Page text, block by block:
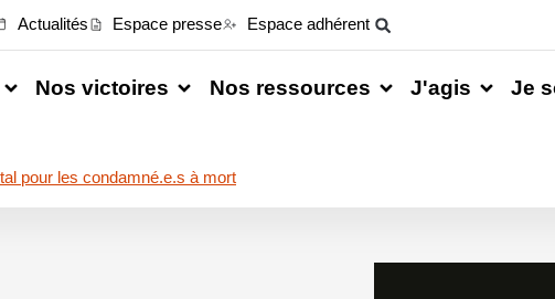
Actualités Espace presse Espace adhérent
Nos victoires Nos ressources J'agis Je
pour les condamné.e.s à mort